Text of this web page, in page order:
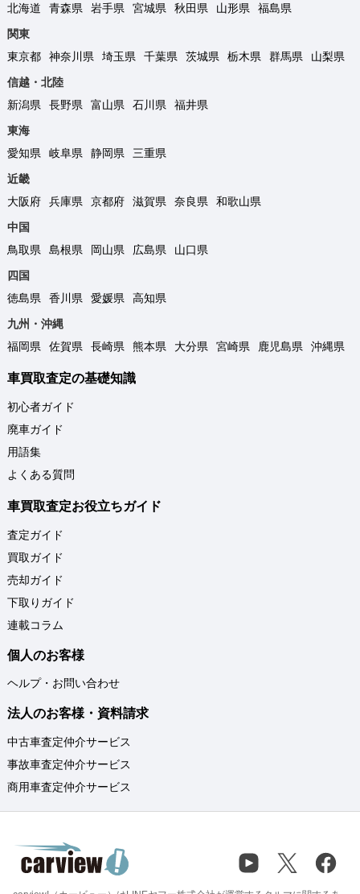
北海道
青森県 岩手県 宮城県 秋田県 山形県
福島県
関東
東京都
神奈川県 埼玉県 千葉県 茨城県 栃木県 群馬県
山梨県
信越・北陸
新潟県
長野県 富山県 石川県
福井県
東海
愛知県
岐阜県 静岡県
三重県
近畿
大阪府
兵庫県 京都府 滋賀県 奈良県
和歌山県
中国
鳥取県
島根県 岡山県 広島県
山口県
四国
徳島県
香川県 愛媛県
高知県
九州・沖縄
福岡県
佐賀県 長崎県 熊本県 大分県 宮崎県 鹿児島県 沖縄県
車買取査定の基礎知識
初心者ガイド
廃車ガイド
用語集
よくある質問
車買取査定お役立ちガイド
査定ガイド
買取ガイド
売却ガイド
下取りガイド
連載コラム
個人のお客様
ヘルプ・お問い合わせ
法人のお客様・資料請求
中古車査定仲介サービス
事故車査定仲介サービス
商用車査定仲介サービス